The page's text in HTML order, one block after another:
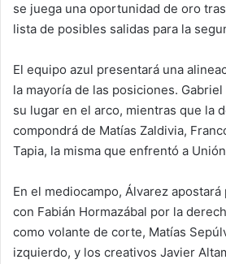
se juega una oportunidad de oro
lista de posibles salidas para la
El equipo azul presentará una
la mayoría de las posiciones.
su lugar en el arco, mientras que la
compondrá de Matías Zaldivia,
Tapia, la misma que enfrentó a
En el mediocampo, Álvarez
con Fabián Hormazábal por la
como volante de corte, Matías
izquierdo, y los creativos Javier